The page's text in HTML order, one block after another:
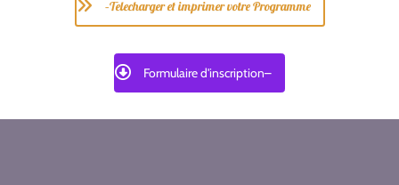
–Telecharger et imprimer votre Programme
Formulaire d'inscription–